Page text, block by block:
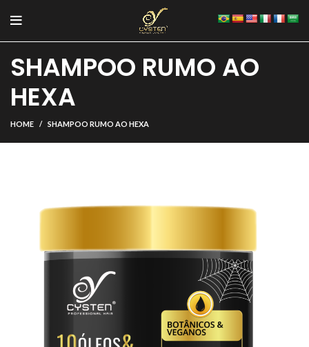
SHAMPOO RUMO AO
HEXA
HOME SHAMPOO RUMO AO HEXA